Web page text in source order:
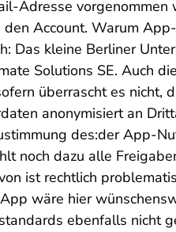
Adresse vorgenommen
Account. Warum
kleine Berliner
Solutions SE. Auch
überrascht es nicht,
anonymisiert an
des:der App-
noch dazu alle
ist rechtlich
wäre hier
ebenfalls nicht